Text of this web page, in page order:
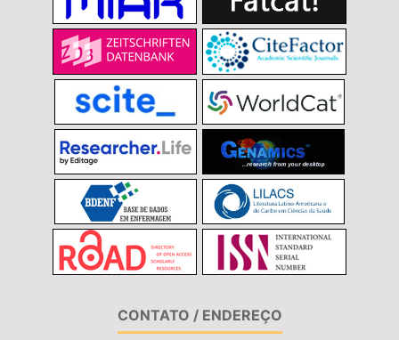
CONTATO / ENDEREÇO